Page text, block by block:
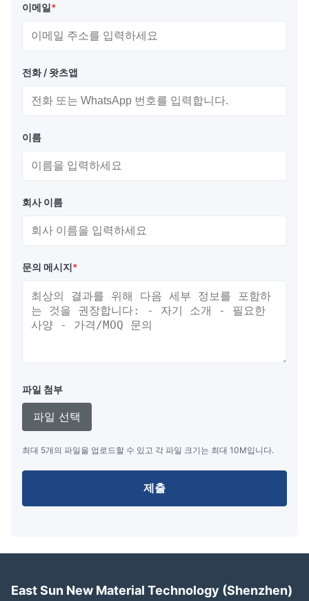
이메일*
전화 / 왓츠앱
이름
회사 이름
문의 메시지*
파일 첨부
파일 선택
최대 5개의 파일을 업로드할 수 있고 각 파일 크기는 최대 10M입니다.
제출
East Sun New Material Technology (Shenzhen)